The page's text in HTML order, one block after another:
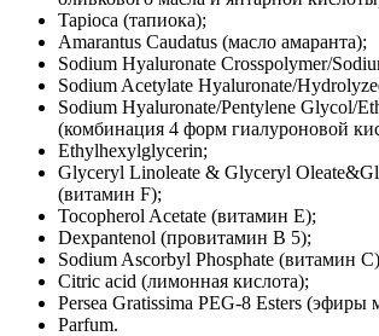
Tapioca (тапиока);
Amarantus Caudatus (масло амаранта);
Sodium Hyaluronate Crosspolymer/
Sodium Acetylate Hyaluronate/
Sodium Hyaluronate/Pentylene Glycol/
(комбинация 4 форм гиалуроновой
Ethylhexylglycerin;
Glyceryl Linoleate & Glyceryl
(витамин F);
Tocopherol Acetate (витамин Е);
Dexpantenol (провитамин В 5);
Sodium Ascorbyl Phosphate (витамин
Citric acid (лимонная кислота);
Persea Gratissima PEG-8 Esters (эфиры
Parfum.